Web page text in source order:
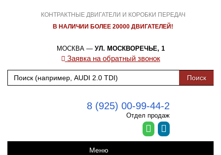
КОНТРАКТНЫЕ ДВИГАТЕЛИ И КОРОБКИ ПЕРЕДАЧ
В НАЛИЧИИ БОЛЕЕ 20000 ДВИГАТЕЛЕЙ!
МОСКВА — УЛ. МОСКВОРЕЧЬЕ, 1
Заявка на обратный звонок
8 (925) 00-99-44-2
Отдел продаж
Меню